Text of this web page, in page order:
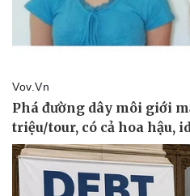
Doanh nghiệp
Thông tin doanh nghiệp
Doanh nghiệp 24h
Doanh nhân